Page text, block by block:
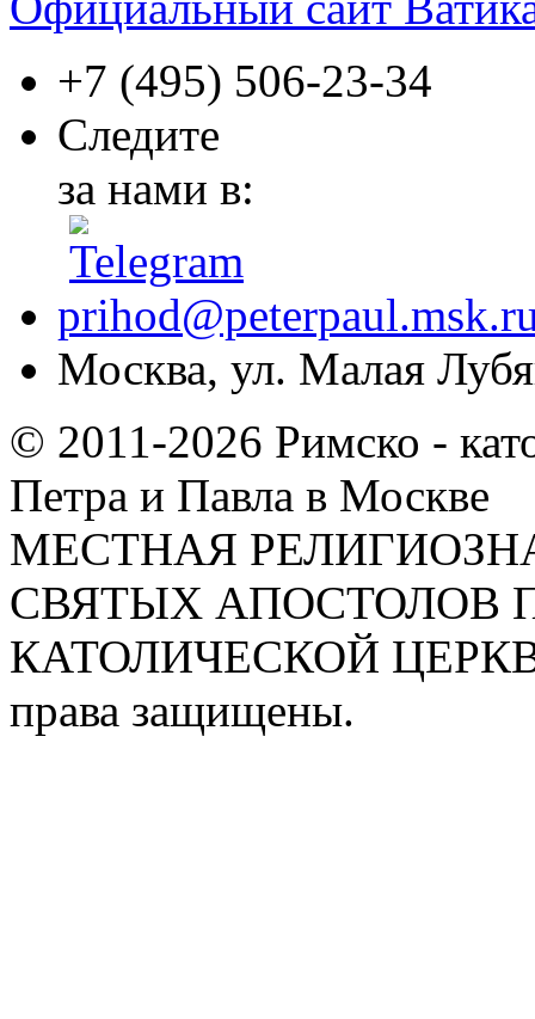
+7 (495) 506-23-34
Следите
за нами в:
Москва, ул. Малая
© 2011-2026 Римско -
Петра и Павла в Москве
МЕСТНАЯ
СВЯТЫХ АПОСТОЛОВ
КАТОЛИЧЕСКОЙ
права защищены.